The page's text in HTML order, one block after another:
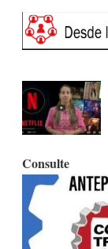
Consulte